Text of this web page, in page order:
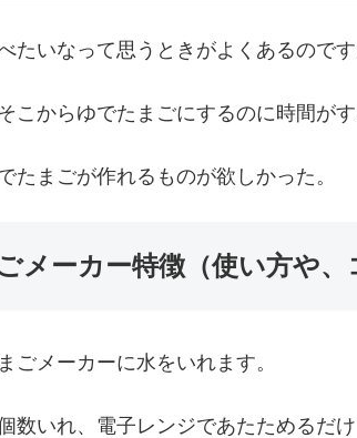
たいなって思うときがよくあるのです
こからゆでたまごにするのに時間が
たまごが作れるものが欲しかった。
メーカー特徴（使い方や、
ごメーカーに水をいれます。
数いれ、電子レンジであたためるだけ